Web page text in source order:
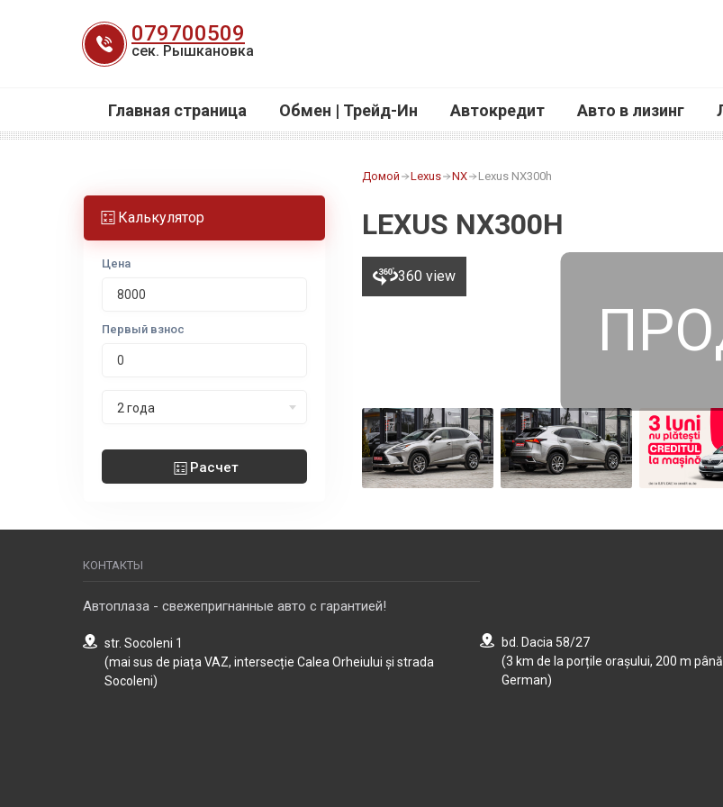
содержанию
079700509
сек. Рышкановка
Главная страница Обмен | Трейд-Ин Автокредит Авто в лизинг
Калькулятор
Цена
Первый взнос
2 года
Расчет
Домой Lexus NX Lexus NX300h
LEXUS NX300H
360 view
КОНТАКТЫ
Автоплаза - свежепригнанные авто с гарантией!
str. Socoleni 1
(mai sus de piața VAZ, intersecție Calea Orheiului și strada
Socoleni)
bd. Dacia 58/27
(3 km de la porțile orașului, 200 m
German)